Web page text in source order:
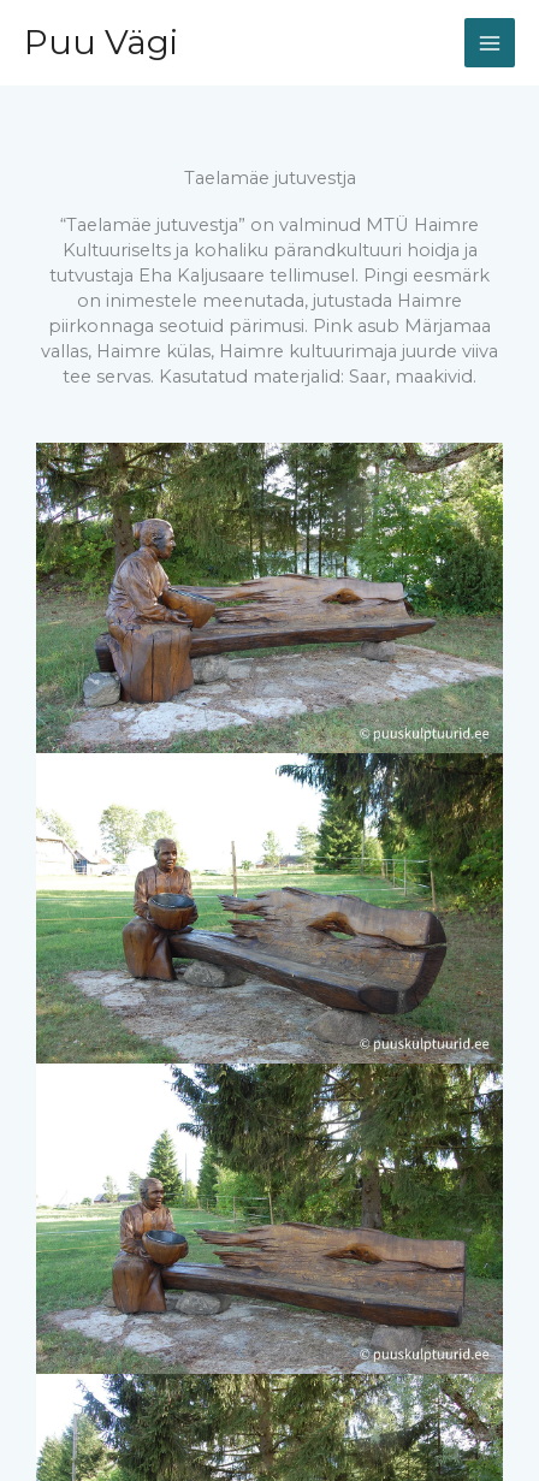
content
Puu Vägi
Taelamäe jutuvestja
“Taelamäe jutuvestja” on valminud MTÜ Haimre
Kultuuriselts ja kohaliku pärandkultuuri hoidja ja
tutvustaja Eha Kaljusaare tellimusel. Pingi eesmärk
on inimestele meenutada, jutustada Haimre
piirkonnaga seotuid pärimusi. Pink asub Märjamaa
vallas, Haimre külas, Haimre kultuurimaja juurde viiva
tee servas. Kasutatud materjalid: Saar, maakivid.